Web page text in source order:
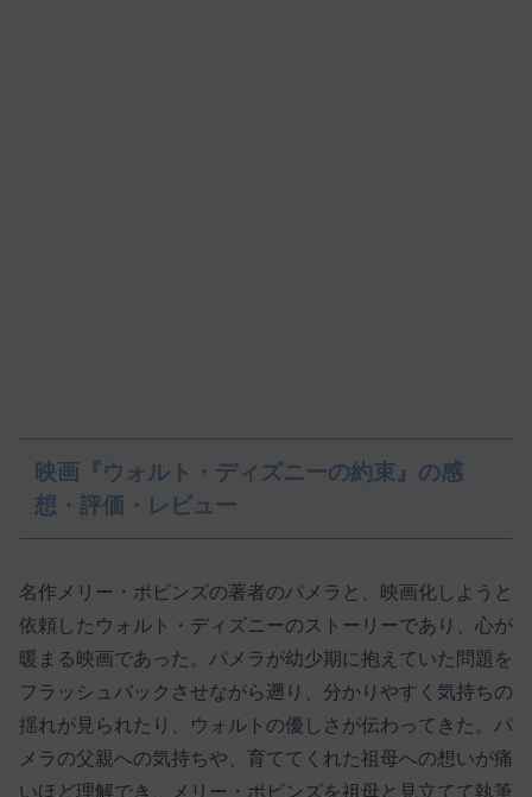
映画『ウォルト・ディズニーの約束』の感
想・評価・レビュー
名作メリー・ポビンズの著者のパメラと、映画化しようと
依頼したウォルト・ディズニーのストーリーであり、心が
暖まる映画であった。パメラが幼少期に抱えていた問題を
フラッシュバックさせながら遡り、分かりやすく気持ちの
揺れが見られたり、ウォルトの優しさが伝わってきた。パ
メラの父親への気持ちや、育ててくれた祖母への想いが痛
いほど理解でき、メリー・ポビンズを祖母と見立てて執筆